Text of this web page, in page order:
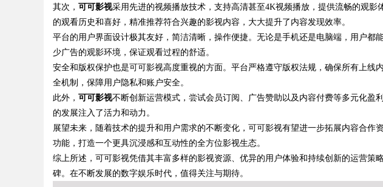
uz
!
其次， 可可影视采用先进的视频播放技术，支持高清甚至4K视频播放，提供流畅的观影
的观看历史和喜好，精准推荐符合兴趣的影视内容，大大提升了内容发现效率。
平台的用户界面设计极其友好，简洁清晰，操作便捷。无论是手机还是电脑端，用户都
少广告的观影环境，保证观看过程的舒适。
安全和版权保护也是可可影视高度重视的方面。平台严格遵守版权法规，确保所有上线
全机制，保障用户隐私和账户安全。
此外， 可可影视不断创新运营模式，尝试会员订阅、广告赞助以及内容付费等多元化盈
的发展注入了活力和动力。
展望未来，随着技术的提升和用户需求的不断变化，可可影视有望进一步拓展内容合作
功能，打造一个更具沉浸感和互动性的全方位影视生态。
综上所述，可可影视凭借其丰富多样的影视资源、优异的用户体验和持续创新的运营策
碑。在不断发展的数字娱乐时代，值得关注与期待。